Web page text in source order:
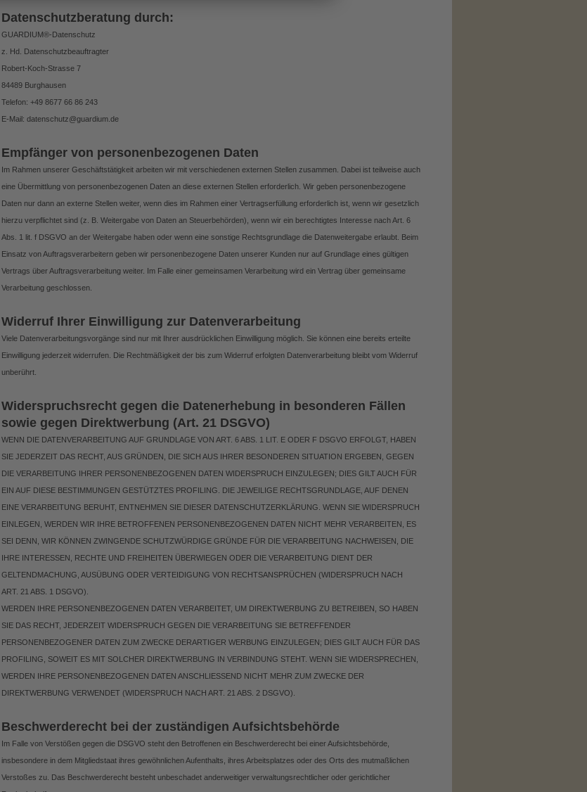
Datenschutzberatung durch:
GUARDIUM®-Datenschutz
z. Hd. Datenschutzbeauftragter
Robert-Koch-Strasse 7
84489 Burghausen
Telefon: +49 8677 66 86 243
E-Mail: datenschutz@guardium.de
Empfänger von personenbezogenen Daten
Im Rahmen unserer Geschäftstätigkeit arbeiten wir mit verschiedenen externen Stellen zusammen. Dabei ist teilweise auch
eine Übermittlung von personenbezogenen Daten an diese externen Stellen erforderlich. Wir geben personenbezogene
Daten nur dann an externe Stellen weiter, wenn dies im Rahmen einer Vertragserfüllung erforderlich ist, wenn wir gesetzlich
hierzu verpflichtet sind (z. B. Weitergabe von Daten an Steuerbehörden), wenn wir ein berechtigtes Interesse nach Art. 6
Abs. 1 lit. f DSGVO an der Weitergabe haben oder wenn eine sonstige Rechtsgrundlage die Datenweitergabe erlaubt. Beim
Einsatz von Auftragsverarbeitern geben wir personenbezogene Daten unserer Kunden nur auf Grundlage eines gültigen
Vertrags über Auftragsverarbeitung weiter. Im Falle einer gemeinsamen Verarbeitung wird ein Vertrag über gemeinsame
Verarbeitung geschlossen.
Widerruf Ihrer Einwilligung zur Datenverarbeitung
Viele Datenverarbeitungsvorgänge sind nur mit Ihrer ausdrücklichen Einwilligung möglich. Sie können eine bereits erteilte
Einwilligung jederzeit widerrufen. Die Rechtmäßigkeit der bis zum Widerruf erfolgten Datenverarbeitung bleibt vom Widerruf
unberührt.
Widerspruchsrecht gegen die Datenerhebung in besonderen Fällen
sowie gegen Direktwerbung (Art. 21 DSGVO)
WENN DIE DATENVERARBEITUNG AUF GRUNDLAGE VON ART. 6 ABS. 1 LIT. E ODER F DSGVO ERFOLGT, HABEN
SIE JEDERZEIT DAS RECHT, AUS GRÜNDEN, DIE SICH AUS IHRER BESONDEREN SITUATION ERGEBEN, GEGEN
DIE VERARBEITUNG IHRER PERSONENBEZOGENEN DATEN WIDERSPRUCH EINZULEGEN; DIES GILT AUCH FÜR
EIN AUF DIESE BESTIMMUNGEN GESTÜTZTES PROFILING. DIE JEWEILIGE RECHTSGRUNDLAGE, AUF DENEN
EINE VERARBEITUNG BERUHT, ENTNEHMEN SIE DIESER DATENSCHUTZERKLÄRUNG. WENN SIE WIDERSPRUCH
EINLEGEN, WERDEN WIR IHRE BETROFFENEN PERSONENBEZOGENEN DATEN NICHT MEHR VERARBEITEN, ES
SEI DENN, WIR KÖNNEN ZWINGENDE SCHUTZWÜRDIGE GRÜNDE FÜR DIE VERARBEITUNG NACHWEISEN, DIE
IHRE INTERESSEN, RECHTE UND FREIHEITEN ÜBERWIEGEN ODER DIE VERARBEITUNG DIENT DER
GELTENDMACHUNG, AUSÜBUNG ODER VERTEIDIGUNG VON RECHTSANSPRÜCHEN (WIDERSPRUCH NACH
ART. 21 ABS. 1 DSGVO).
WERDEN IHRE PERSONENBEZOGENEN DATEN VERARBEITET, UM DIREKTWERBUNG ZU BETREIBEN, SO HABEN
SIE DAS RECHT, JEDERZEIT WIDERSPRUCH GEGEN DIE VERARBEITUNG SIE BETREFFENDER
PERSONENBEZOGENER DATEN ZUM ZWECKE DERARTIGER WERBUNG EINZULEGEN; DIES GILT AUCH FÜR DAS
PROFILING, SOWEIT ES MIT SOLCHER DIREKTWERBUNG IN VERBINDUNG STEHT. WENN SIE WIDERSPRECHEN,
WERDEN IHRE PERSONENBEZOGENEN DATEN ANSCHLIESSEND NICHT MEHR ZUM ZWECKE DER
DIREKTWERBUNG VERWENDET (WIDERSPRUCH NACH ART. 21 ABS. 2 DSGVO).
Beschwerde­recht bei der zuständigen Aufsichts­behörde
Im Falle von Verstößen gegen die DSGVO steht den Betroffenen ein Beschwerderecht bei einer Aufsichtsbehörde,
insbesondere in dem Mitgliedstaat ihres gewöhnlichen Aufenthalts, ihres Arbeitsplatzes oder des Orts des mutmaßlichen
Verstoßes zu. Das Beschwerderecht besteht unbeschadet anderweitiger verwaltungsrechtlicher oder gerichtlicher